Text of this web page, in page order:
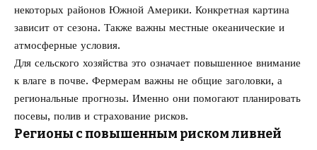
некоторых районов Южной Америки. Конкретная картина
зависит от сезона. Также важны местные океанические и
атмосферные условия.
Для сельского хозяйства это означает повышенное внимание
к влаге в почве. Фермерам важны не общие заголовки, а
региональные прогнозы. Именно они помогают планировать
посевы, полив и страхование рисков.
Регионы с повышенным риском ливней